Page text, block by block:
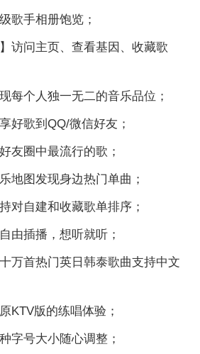
手相册饱览；
问主页、查看基因、收藏歌
个人独一无二的音乐品位；
歌到QQ/微信好友；
圈中最流行的歌；
图发现身边热门单曲；
自建和收藏歌单排序；
插播，想听就听；
首热门英日韩泰歌曲支持中文
版的练唱体验；
号大小随心调整；